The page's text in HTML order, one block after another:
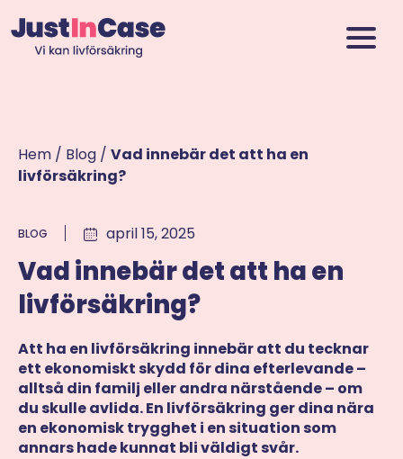
Hem / Blog / Vad innebär det att ha en
livförsäkring?
BLOG april 15, 2025
Vad innebär det att ha en
livförsäkring?
Att ha en livförsäkring innebär att du tecknar
ett ekonomiskt skydd för dina efterlevande –
alltså din familj eller andra närstående – om
du skulle avlida. En livförsäkring ger dina nära
en ekonomisk trygghet i en situation som
annars hade kunnat bli väldigt svår.